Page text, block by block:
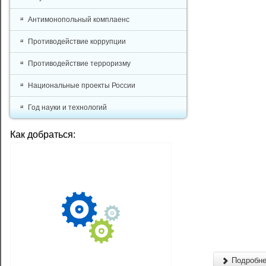
Антимонопольный комплаенс
Противодействие коррупции
Противодействие терроризму
Национальные проекты России
Год науки и технологий
Как добраться: